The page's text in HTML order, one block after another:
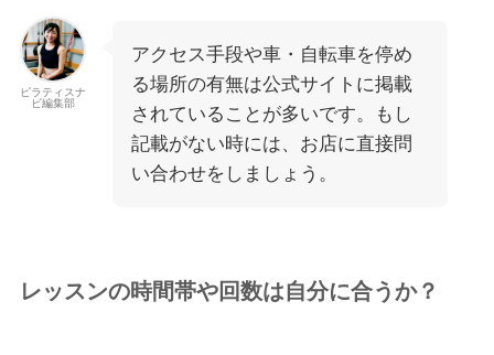
ピラティスナ
ビ編集部
アクセス手段や車・自転車を停め
る場所の有無は公式サイトに掲載
されていることが多いです。もし
記載がない時には、お店に直接問
い合わせをしましょう。
レッスンの時間帯や回数は自分に合うか？